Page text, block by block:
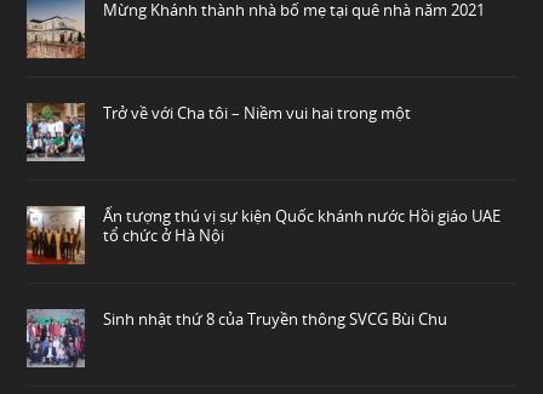
Mừng Khánh thành nhà bố mẹ tại quê nhà năm 2021
Trở về với Cha tôi – Niềm vui hai trong một
Ấn tượng thú vị sự kiện Quốc khánh nước Hồi giáo UAE
tổ chức ở Hà Nội
Sinh nhật thứ 8 của Truyền thông SVCG Bùi Chu